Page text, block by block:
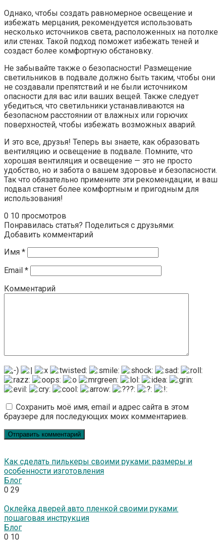
Однако, чтобы создать равномерное освещение и
избежать мерцания, рекомендуется использовать
несколько источников света, расположенных на потолке
или стенах. Такой подход поможет избежать теней и
создаст более комфортную обстановку.
Не забывайте также о безопасности! Размещение
светильников в подвале должно быть таким, чтобы они
не создавали препятствий и не были источником
опасности для вас или ваших вещей. Также следует
убедиться, что светильники устанавливаются на
безопасном расстоянии от влажных или горючих
поверхностей, чтобы избежать возможных аварий.
И это все, друзья! Теперь вы знаете, как образовать
вентиляцию и освещение в подвале. Помните, что
хорошая вентиляция и освещение — это не просто
удобство, но и забота о вашем здоровье и безопасности.
Так что обязательно примените эти рекомендации, и ваш
подвал станет более комфортным и пригодным для
использования!
0 10 просмотров
Понравилась статья? Поделиться с друзьями:
Добавить комментарий
Имя *
Email *
Комментарий
Сохранить моё имя, email и адрес сайта в этом
браузере для последующих моих комментариев.
Как сделать пилькеры своими руками: размеры и
особенности изготовления
Блог
0 29
Оклейка дверей авто пленкой своими руками:
пошаговая инструкция
Блог
0 10